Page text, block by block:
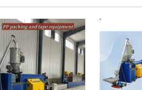
PRECIO